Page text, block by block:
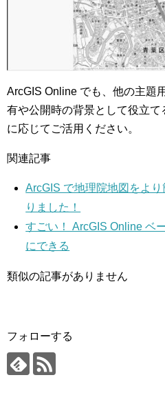
ArcGIS Online でも、他の主題
有や公開時の背景として役立
に応じてご活用ください。
関連記事
ArcGIS で地理院地図をよ
りました！
すごい！ ArcGIS Online ベ
にできる
類似の記事がありません
フォローする